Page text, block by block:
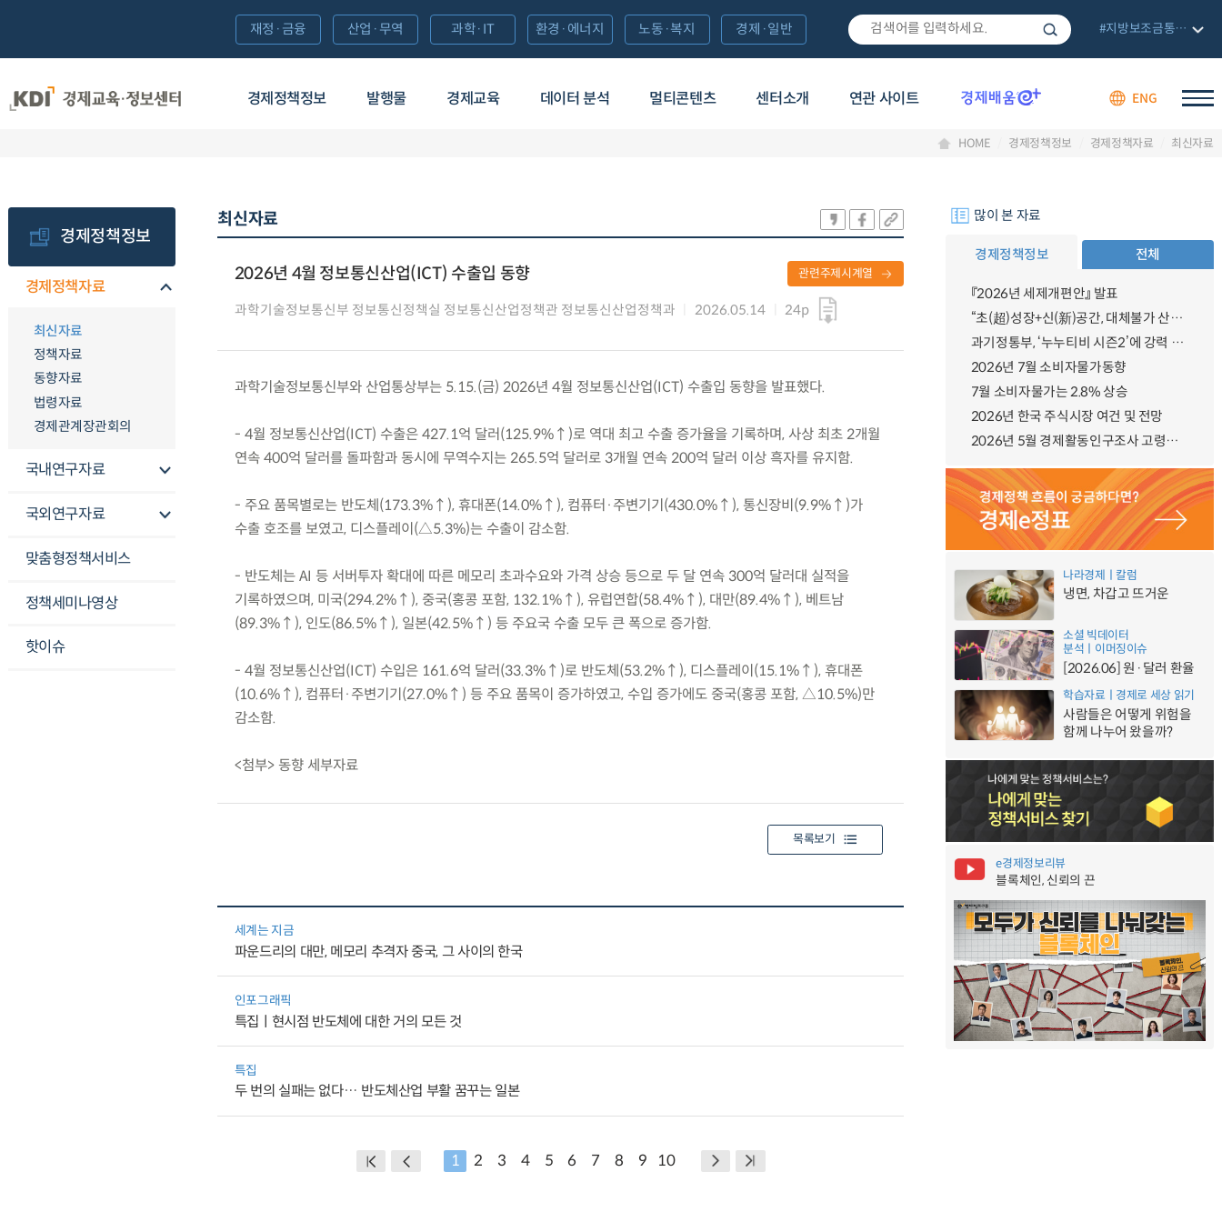
경제정책정보 발행물 경제교육 데이터 분석 멀티콘텐츠 센터소개 연관 사이트 ENG
재정·금융 산업·무역 과학·IT 환경·에너지 노동·복지 경제·일반 #지방보조금통합관리망
HOME 경제정책정보 경제정책자료 최신자료
경제정책정보
경제정책자료
최신자료
정책자료
동향자료
법령자료
경제관계장관회의
국내연구자료
국외연구자료
맞춤형정책서비스
정책세미나영상
핫이슈
최신자료
2026년 4월 정보통신산업(ICT) 수출입 동향
과학기술정보통신부 정보통신정책실 정보통신산업정책관 정보통신산업정책과 2026.05.14 24p
관련주제시계열
과학기술정보통신부와 산업통상부는 5.15.(금) 2026년 4월 정보통신산업(ICT) 수출입 동향을 발표했다.
- 4월 정보통신산업(ICT) 수출은 427.1억 달러(125.9%↑)로 역대 최고 수출 증가율을 기록하며, 사상 최초 2개월
연속 400억 달러를 돌파함과 동시에 무역수지는 265.5억 달러로 3개월 연속 200억 달러 이상 흑자를 유지함.
- 주요 품목별로는 반도체(173.3%↑), 휴대폰(14.0%↑), 컴퓨터·주변기기(430.0%↑), 통신장비(9.9%↑)가
수출 호조를 보였고, 디스플레이(△5.3%)는 수출이 감소함.
- 반도체는 AI 등 서버투자 확대에 따른 메모리 초과수요와 가격 상승 등으로 두 달 연속 300억 달러대 실적을
기록하였으며, 미국(294.2%↑), 중국(홍콩 포함, 132.1%↑), 유럽연합(58.4%↑), 대만(89.4%↑), 베트남
(89.3%↑), 인도(86.5%↑), 일본(42.5%↑) 등 주요국 수출 모두 큰 폭으로 증가함.
- 4월 정보통신산업(ICT) 수입은 161.6억 달러(33.3%↑)로 반도체(53.2%↑), 디스플레이(15.1%↑), 휴대폰
(10.6%↑), 컴퓨터·주변기기(27.0%↑) 등 주요 품목이 증가하였고, 수입 증가에도 중국(홍콩 포함, △10.5%)만
감소함.
<첨부> 동향 세부자료
목록보기
세계는 지금
파운드리의 대만, 메모리 추격자 중국, 그 사이의 한국
인포그래픽
특집ㅣ현시점 반도체에 대한 거의 모든 것
특집
두 번의 실패는 없다… 반도체산업 부활 꿈꾸는 일본
1 2 3 4 5 6 7 8 9 10
많이 본 자료
경제정책정보 전체
『2026년 세제개편안』 발표
“초(超)성장+신(新)공간, 대체불가 산업강국”
과기정통부, ‘누누티비 시즌2’에 강력 대응 의지 밝혀
2026년 7월 소비자물가동향
7월 소비자물가는 2.8% 상승
2026년 한국 주식시장 여건 및 전망
2026년 5월 경제활동인구조사 고령층 부가조사 결과
나라경제ㅣ칼럼
냉면, 차갑고 뜨거운
소셜 빅데이터
분석ㅣ이머징이슈
[2026.06] 원·달러 환율
학습자료ㅣ경제로 세상 읽기
사람들은 어떻게 위험을
함께 나누어 왔을까?
e경제정보리뷰
블록체인, 신뢰의 끈